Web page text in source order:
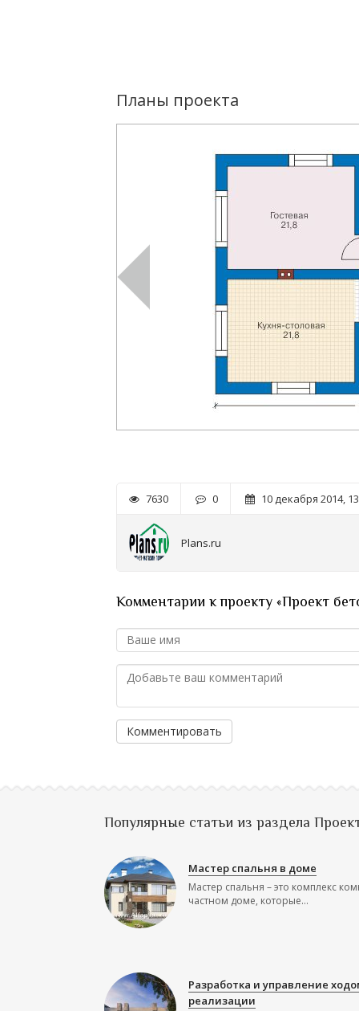
Планы проекта
7630 0 10 декабря 2014,
Plans.ru
Комментарии к проекту «Проект
Комментировать
Популярные статьи из раздела
Мастер спальня в доме
Мастер спальня – это комплекс
частном доме, которые...
Разработка и управление
реализации